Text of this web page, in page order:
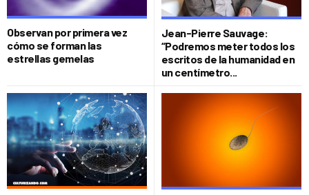
Observan por primera vez
cómo se forman las
estrellas gemelas
Jean-Pierre Sauvage:
“Podremos meter todos los
escritos de la humanidad en
un centímetro...